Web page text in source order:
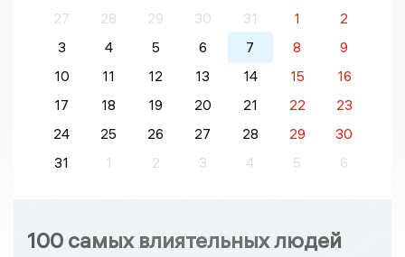
27
28 29 30 31 1
2
3
4 5 6 7 8
9
10
11 12 13 14 15
16
17
18 19 20 21 22
23
24
25 26 27 28 29
30
31
1 2 3 4 5 6
100 самых влиятельных людей